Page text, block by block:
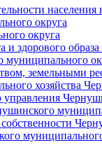
округа
округа
и здорового
муниципального
земельными
хозяйства